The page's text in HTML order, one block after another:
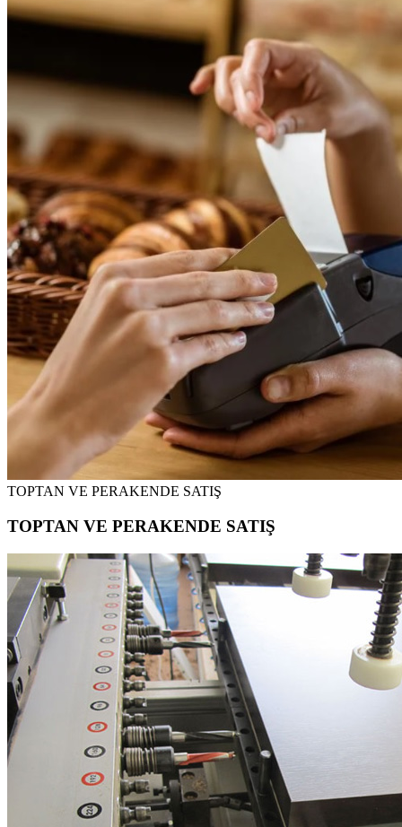
TOPTAN VE PERAKENDE SATIŞ
TOPTAN VE PERAKENDE SATIŞ